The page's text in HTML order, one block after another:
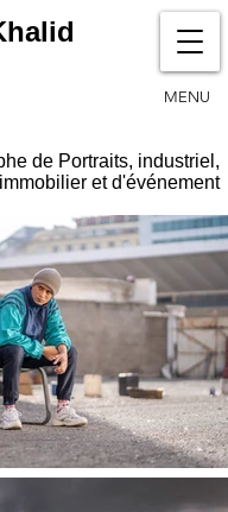
MENU
de Portraits, industriel,
et d'événement